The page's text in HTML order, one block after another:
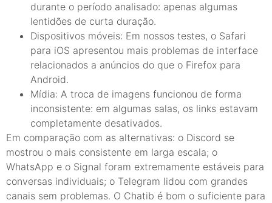
durante o período analisado: apenas algumas
lentidões de curta duração.
Dispositivos móveis: Em nossos testes, o Safari
para iOS apresentou mais problemas de interface
relacionados a anúncios do que o Firefox para
Android.
Mídia: A troca de imagens funcionou de forma
inconsistente: em algumas salas, os links estavam
completamente desativados.
Em comparação com as alternativas: o Discord se
mostrou o mais consistente em larga escala; o
WhatsApp e o Signal foram extremamente estáveis para
conversas individuais; o Telegram lidou com grandes
canais sem problemas. O Chatib é bom o suficiente para